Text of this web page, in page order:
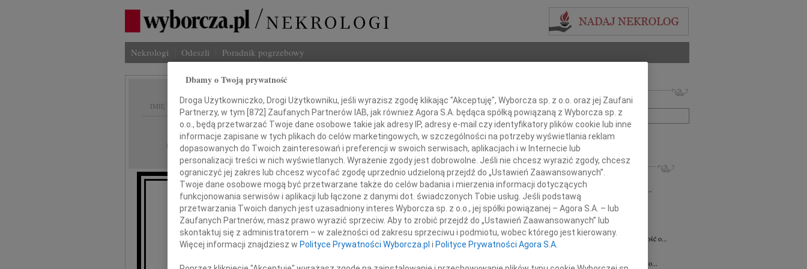
Nekrologi Odeszli Poradnik pogrzebowy
IMIĘ I NAZWISKO:
REGION: Kraków
DATA EMISJI: 11.02.2011
Alu
jesteśmy z Tobą w smutku po śmierci
Mamy
Imię i nazwisko lub numer ogłoszenia:
+ szukanie zaawansowane
INNE NEKROLOGI
24.07.2026Kraków
Panu Jackowi Gryzło Wiceprezesowi Areny...
Karolina Witek20.07.2026
Z głębokim smutkiem i żalem przyjęliśmy...
Joanna Słowińska
20.07.2026
Z olbrzymim smutkiem przyjęliśmy wiadomość o...
Joanna Słowińska
Z głębokim smutkiem przyjąłem wiadomość o...
Dbamy o Twoją prywatność
Droga Użytkowniczko, Drogi Użytkowniku, jeśli wyrazisz zgodę klikając "Akceptuję", Wyborcza sp. z o.o. oraz jej Zaufani
Partnerzy, w tym [872] Zaufanych Partnerów IAB, jak również Agora S.A. będąca spółką powiązaną z Wyborcza sp. z
o.o., będą przetwarzać Twoje dane osobowe takie jak adresy IP, adresy e-mail czy identyfikatory plików cookie lub inne
informacje zapisane w tych plikach do celów marketingowych, w szczególności na potrzeby wyświetlania reklam
dopasowanych do Twoich zainteresowań i preferencji w swoich serwisach, aplikacjach i w Internecie lub
personalizacji treści w nich wyświetlanych. Wyrażenie zgody jest dobrowolne. Jeśli nie chcesz wyrazić zgody, chcesz
ograniczyć jej zakres lub chcesz wycofać zgodę uprzednio udzieloną przejdź do „Ustawień Zaawansowanych”.
Twoje dane osobowe mogą być przetwarzane także do celów badania i mierzenia informacji dotyczących
funkcjonowania serwisów i aplikacji lub łączone z danymi dot. świadczonych Tobie usług. Jeśli podstawą
przetwarzania Twoich danych jest uzasadniony interes Wyborcza sp. z o.o., jej spółki powiązanej – Agora S.A. – lub
Zaufanych Partnerów, masz prawo wyrazić sprzeciw. Aby to zrobić przejdź do „Ustawień Zaawansowanych” lub
skontaktuj się z administratorem – w zależności od zakresu sprzeciwu i podmiotu, wobec którego jest kierowany.
Więcej informacji znajdziesz w Polityce Prywatności Wyborcza.pl i Polityce Prywatności Agora S.A.